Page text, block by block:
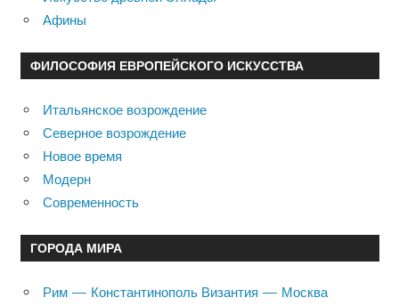
Афины
ФИЛОСОФИЯ ЕВРОПЕЙСКОГО ИСКУССТВА
Итальянское возрождение
Северное возрождение
Новое время
Модерн
Современность
ГОРОДА МИРА
Рим — Константинополь Византия — Москва